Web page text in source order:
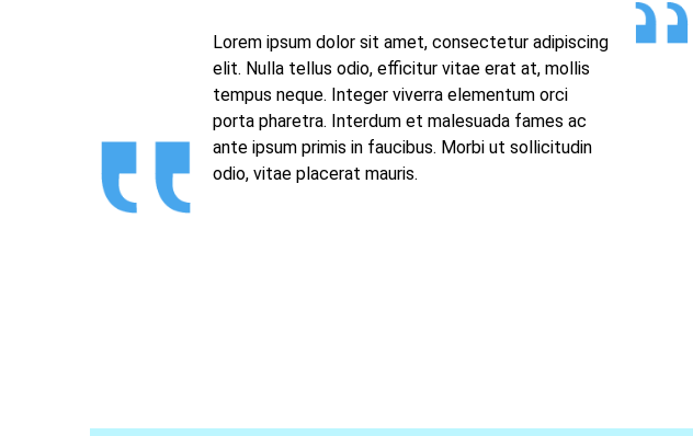
Lorem ipsum dolor sit amet, consectetur adipiscing
elit. Nulla tellus odio, efficitur vitae erat at, mollis
tempus neque. Integer viverra elementum orci
porta pharetra. Interdum et malesuada fames ac
ante ipsum primis in faucibus. Morbi ut sollicitudin
odio, vitae placerat mauris.